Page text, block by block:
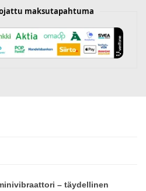
maksutapahtuma
– täydellinen